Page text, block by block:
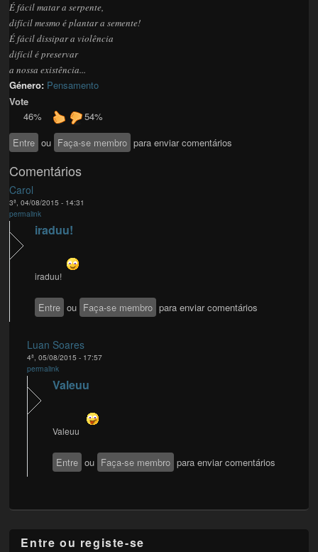
É fácil matar a serpente,
difícil mesmo é plantar a semente!
É fácil dissipar a violência
difícil é preservar
a nossa existência...
Género: Pensamento
Vote
46%
54%
Entre ou Faça-se membro para enviar comentários
Comentários
Carol
3ª, 04/08/2015 - 14:31
permalink
iraduu!
iraduu!
Entre ou Faça-se membro para enviar comentários
Luan Soares
4ª, 05/08/2015 - 17:57
permalink
Valeuu
Valeuu
Entre ou Faça-se membro para enviar comentários
Entre ou registe-se